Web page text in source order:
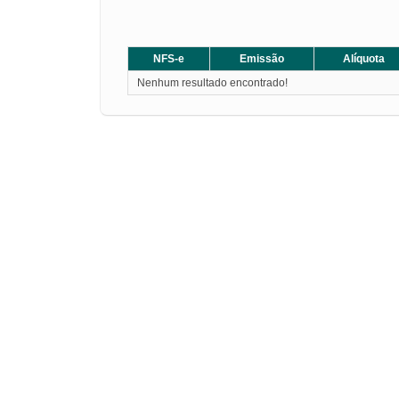
NFS-e Emissão Alíquota
Nenhum resultado encontrado!